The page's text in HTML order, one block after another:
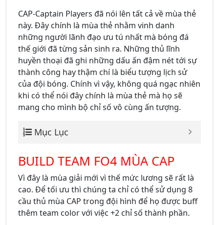
CAP-Captain Players đã nói lên tất cả về mùa thẻ
này. Đây chính là mùa thẻ nhằm vinh danh
những người lãnh đạo ưu tú nhất mà bóng đá
thế giới đã từng sản sinh ra. Những thủ lĩnh
huyền thoại đã ghi những dấu ấn đậm nét tới sự
thành công hay thậm chí là biểu tượng lịch sử
của đội bóng. Chính vì vậy, không quá ngạc nhiên
khi có thể nói đây chính là mùa thẻ mà họ sẽ
mang cho mình bộ chỉ số vô cùng ấn tượng.
Mục Lục
BUILD TEAM FO4 MÙA CAP
Vì đây là mùa giải mới vì thế mức lương sẽ rất là
cao. Để tối ưu thì chúng ta chỉ có thể sử dụng 8
cầu thủ mùa CAP trong đội hình để họ được buff
thêm team color với việc +2 chỉ số thành phần.